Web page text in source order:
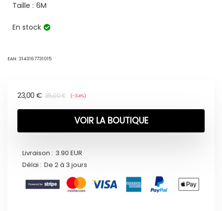
Taille : 6M
En stock
EAN: 3143167731015
35,00€
23,00 € (-34%)
VOIR LA BOUTIQUE
Livraison : 3.90 EUR
Délai : De 2 à 3 jours